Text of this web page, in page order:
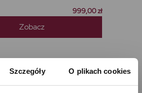
Szczegóły O plikach cookies
999,00 zł
Zobacz